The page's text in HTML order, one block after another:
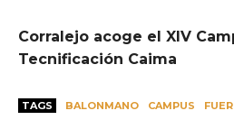
Corralejo acoge el XIV
Tecnificación Caima
TAGS BALONMANO CAMPUS